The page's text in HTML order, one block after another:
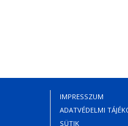
Lábléc
IMPRESSZUM
ADATVÉDELMI
SÜTIK